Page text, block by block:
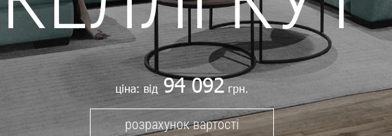
ціна: від 94 092 грн.
розрахунок вартості